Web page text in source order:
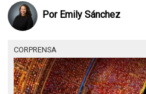
Por Emily Sánchez
CORPRENSA